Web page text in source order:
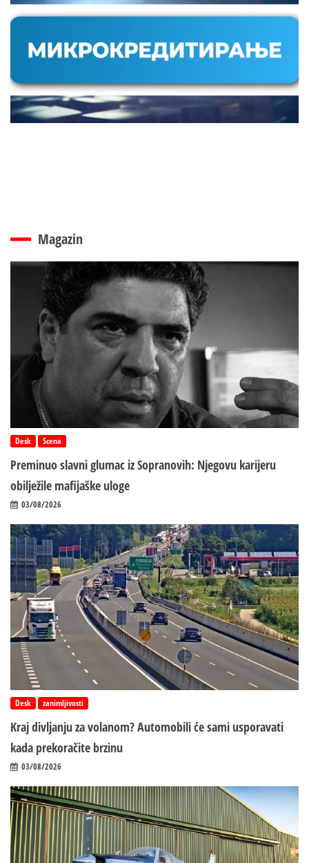
Magazin
Desk Scena
Preminuo slavni glumac iz Sopranovih: Njegovu karijeru
obilježile mafijaške uloge
03/08/2026
Desk zanimljivosti
Kraj divljanju za volanom? Automobili će sami usporavati
kada prekoračite brzinu
03/08/2026